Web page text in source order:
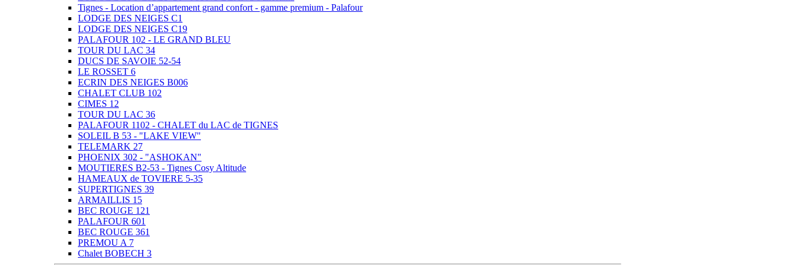
Tignes - Location d’appartement grand confort - gamme premium - Palafour
LODGE DES NEIGES C1
LODGE DES NEIGES C19
PALAFOUR 102 - LE GRAND BLEU
TOUR DU LAC 34
DUCS DE SAVOIE 52-54
LE ROSSET 6
ECRIN DES NEIGES B006
CHALET CLUB 102
CIMES 12
TOUR DU LAC 36
PALAFOUR 1102 - CHALET du LAC de TIGNES
SOLEIL B 53 - "LAKE VIEW"
TELEMARK 27
PHOENIX 302 - "ASHOKAN"
MOUTIERES B2-53 - Tignes Cosy Altitude
HAMEAUX de TOVIERE 5-35
SUPERTIGNES 39
ARMAILLIS 15
BEC ROUGE 121
PALAFOUR 601
BEC ROUGE 361
PREMOU A 7
Chalet BOBECH 3